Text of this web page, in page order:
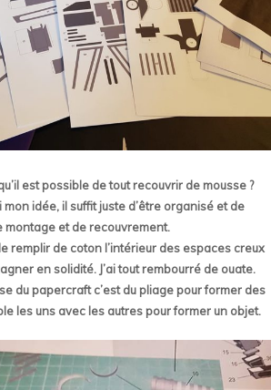
est possible de tout recouvrir de mousse ?
mon idée, il suffit juste d’être organisé et de
montage et de recouvrement.
remplir de coton l’intérieur des espaces creux
en solidité. J’ai tout rembourré de ouate.
du papercraft c’est du pliage pour former des
les uns avec les autres pour former un objet.